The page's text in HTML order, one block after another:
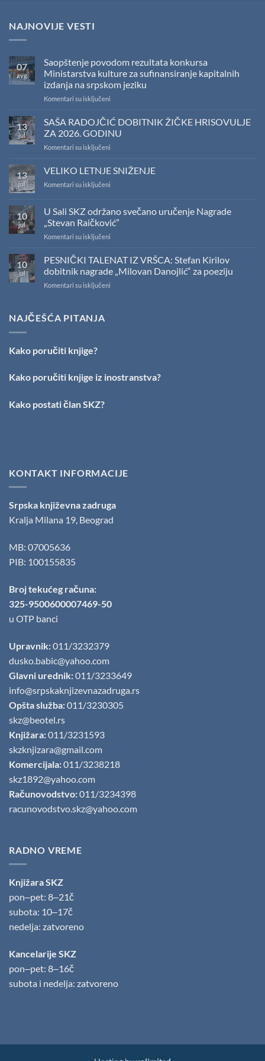
NAJNOVIJE VESTI
07
avg
Saopštenje povodom rezultata konkursa
Ministarstva kulture za sufinansiranje kapitalnih
izdanja na srpskom jeziku
Komentari su isključeni
povodom
konkursa
za
na
srpskom
13
jul
SAŠA RADOJČIĆ DOBITNIK ŽIČKE HRISOVULJE
ZA 2026. GODINU
Komentari su isključeni
RADOJČIĆ
2026.
GODINU
13
jul
VELIKO LETNJE SNIŽENJE
Komentari su isključeni
SNIŽENJE
10
jul
U Sali SKZ održano svečano uručenje Nagrade
„Stevan Raičković”
Komentari su isključeni
Sali
održano
10
jul
PESNIČKI TALENAT IZ VRŠCA: Stefan Kirilov
dobitnik nagrade „Milovan Danojlić“ za poeziju
Komentari su isključeni
„Milovan
NAJČEŠĆA PITANJA
Kako poručiti knjige?
Kako poručiti knjige iz inostranstva?
Kako postati član SKZ?
KONTAKT INFORMACIJE
Srpska književna zadruga
Kralja Milana 19, Beograd
MB: 07005636
PIB: 100155835
Broj tekućeg računa:
325-9500600007469-50
u OTP banci
Upravnik:011/3232379
dusko.babic@yahoo.com
Glavni urednik:011/3233649
info@srpskaknjizevnazadruga.rs
Opšta služba:011/3230305
skz@beotel.rs
Knjižara:011/3231593
skzknjizara@gmail.com
Komercijala:011/3238218
skz1892@yahoo.com
Računovodstvo:011/3234398
racunovodstvo.skz@yahoo.com
RADNO VREME
Knjižara SKZ
pon‒pet: 8‒21č
subota: 10‒17č
nedelja: zatvoreno
Kancelarije SKZ
pon‒pet: 8‒16č
subota i nedelja: zatvoreno